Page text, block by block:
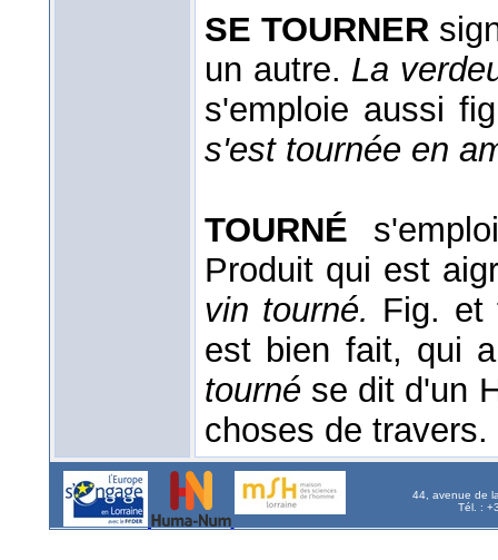
SE TOURNER
un autre. La
s'emploie aussi
s'est tournée en
TOURNÉ
Produit qui est
vin tourné. Fig.
est bien fait, qui
tourné se dit d'un
choses de travers.
44, avenue de
Tél. :